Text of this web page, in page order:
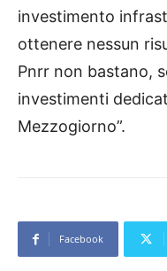
investimento
ottenere nessun
Pnrr non bastano,
investimenti
Mezzogiorno”.
Facebook